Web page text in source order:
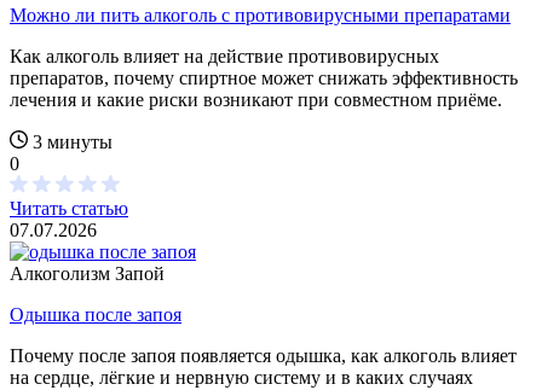
Можно ли пить алкоголь с противовирусными препаратами
Как алкоголь влияет на действие противовирусных
препаратов, почему спиртное может снижать эффективность
лечения и какие риски возникают при совместном приёме.
3 минуты
0
Читать статью
07.07.2026
Алкоголизм Запой
Одышка после запоя
Почему после запоя появляется одышка, как алкоголь влияет
на сердце, лёгкие и нервную систему и в каких случаях